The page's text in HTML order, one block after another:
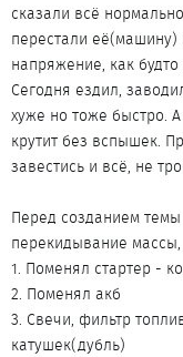
сказали всё
перестали
напряжение, как
Сегодня ездил,
хуже но тоже быстро.
крутит без вспышек.
завестись и всё, не
Перед созданием
перекидывание
1. Поменял стартер -
2. Поменял акб
3. Свечи, фильтр
катушек(дубль)